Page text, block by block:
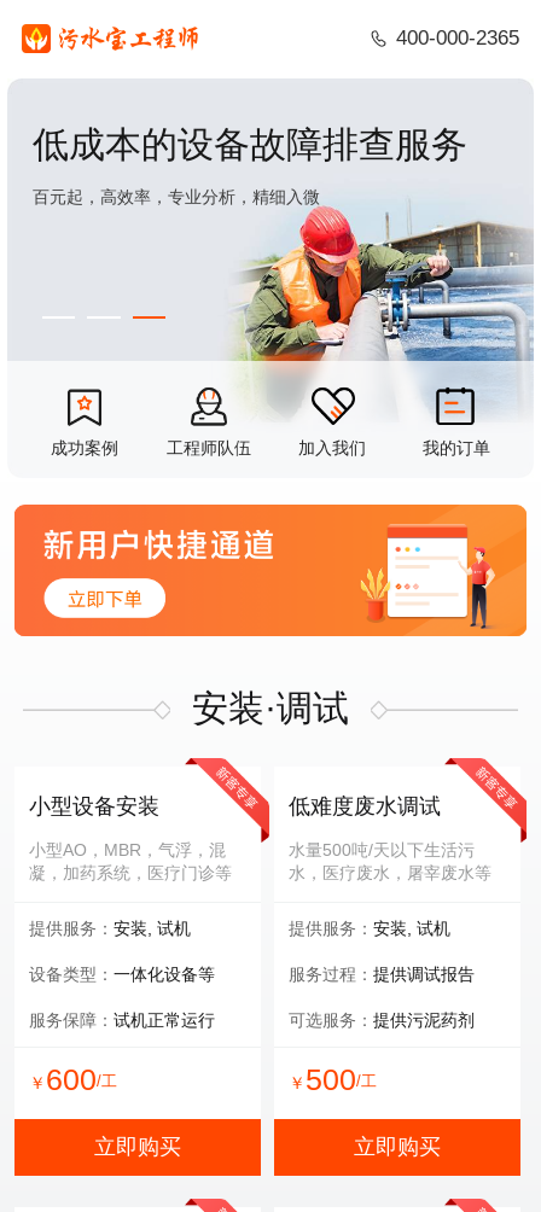
400-000-2365
低成本的设备故障排查服务
百元起，高效率，专业分析，精细入微
成功案例 工程师队伍 加入我们 我的订单
安装·调试
小型设备安装
小型AO，MBR，气浮，混
凝，加药系统，医疗门诊等
提供服务： 安装, 试机
设备类型： 一体化设备等
服务保障： 试机正常运行
￥ 600/工
立即购买
低难度废水调试
水量500吨/天以下生活污
水，医疗废水，屠宰废水等
提供服务： 安装, 试机
服务过程： 提供调试报告
可选服务： 提供污泥药剂
￥ 500/工
立即购买